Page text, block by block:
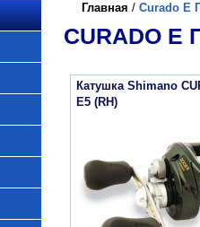
Главная / Curado E
CURADO
Катушка Shimano
E5 (RH)